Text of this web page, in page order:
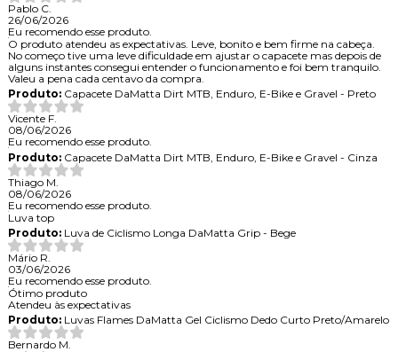
Pablo C.
26/06/2026
Eu recomendo esse produto.
O produto atendeu as expectativas. Leve, bonito e bem firme na cabeça.
No começo tive uma leve dificuldade em ajustar o capacete mas depois de
alguns instantes consegui entender o funcionamento e foi bem tranquilo.
Valeu a pena cada centavo da compra.
Produto:Capacete DaMatta Dirt MTB, Enduro, E-Bike e Gravel - Preto
Vicente F.
08/06/2026
Eu recomendo esse produto.
Produto:Capacete DaMatta Dirt MTB, Enduro, E-Bike e Gravel - Cinza
Thiago M.
08/06/2026
Eu recomendo esse produto.
Luva top
Produto:Luva de Ciclismo Longa DaMatta Grip - Bege
Mário R.
03/06/2026
Eu recomendo esse produto.
Ótimo produto
Atendeu às expectativas
Produto:Luvas Flames DaMatta Gel Ciclismo Dedo Curto Preto/Amarelo
Bernardo M.